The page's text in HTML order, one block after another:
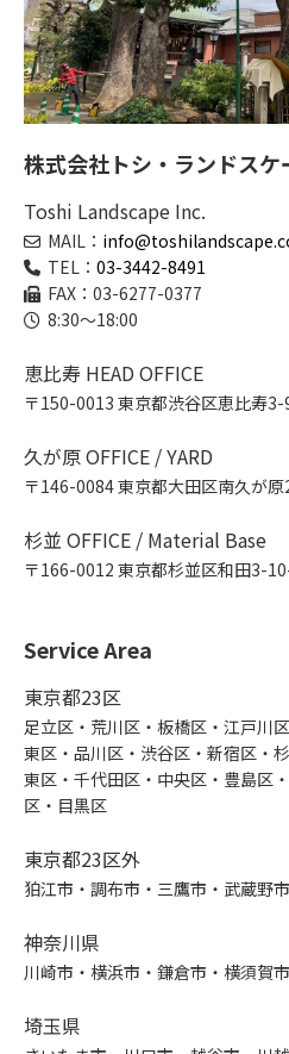
株式会社トシ・ランドスケ
Toshi Landscape Inc.
MAIL：
TEL： 03-3442-8491
FAX：03-6277-0377
8:30～18:00
恵比寿 HEAD OFFICE
〒150-0013 東京都渋谷区恵比寿
久が原 OFFICE / YARD
〒146-0084 東京都大田区南久が
杉並 OFFICE / Material Base
〒166-0012 東京都杉並区和田3-
Service Area
東京都23区
足立区・荒川区・板橋区・江戸川
東区・品川区・渋谷区・新宿区・
東区・千代田区・中央区・豊島区
区・目黒区
東京都23区外
狛江市・調布市・三鷹市・武蔵野市
神奈川県
川崎市・横浜市・鎌倉市・横須賀市
埼玉県